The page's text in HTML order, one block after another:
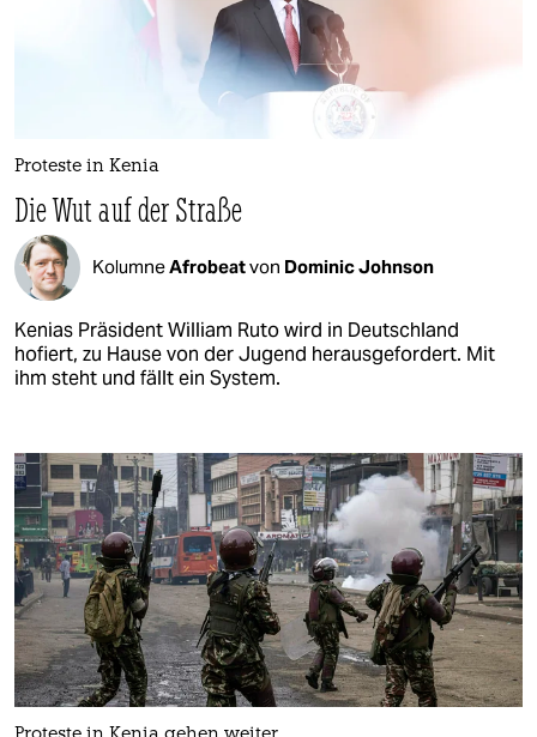
Proteste in Kenia
Die Wut auf der Straße
KolumneAfrobeatvon Dominic Johnson
Kenias Präsident William Ruto wird in Deutschland
hofiert, zu Hause von der Jugend herausgefordert. Mit
ihm steht und fällt ein System.